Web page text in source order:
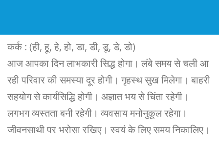
कर्क : (ही, हू, हे, हो, डा, डी, डू, डे, डो)
आज आपका दिन लाभकारी सिद्ध होगा। लंबे समय से चली आ
रही परिवार की समस्या दूर होगी। गृहस्थ सुख मिलेगा। बाहरी
सहयोग से कार्यसिद्धि होगी। अज्ञात भय से चिंता रहेगी।
लगभग व्यस्तता बनी रहेगी। व्यवसाय मनोनुकूल रहेगा।
जीवनसाथी पर भरोसा रखिए। स्वयं के लिए समय निकालिए।